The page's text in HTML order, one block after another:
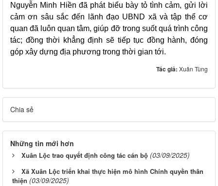
Nguyễn Minh Hiền đã phát biểu bày tỏ tình cảm, gửi lời
cảm ơn sâu sắc đến lãnh đạo UBND xã và tập thể cơ
quan đã luôn quan tâm, giúp đỡ trong suốt quá trình công
tác; đồng thời khẳng định sẽ tiếp tục đồng hành, đóng
góp xây dựng địa phương trong thời gian tới.
Tác giả: Xuân Tùng
Chia sẻ
Những tin mới hơn
Xuân Lộc trao quyết định công tác cán bộ (03/09/2025)
Xã Xuân Lộc triển khai thực hiện mô hình Chính quyền thân
thiện (03/09/2025)